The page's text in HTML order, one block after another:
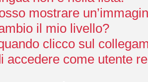
mostrare
il mio livello?
clicco sul
accedere come utente